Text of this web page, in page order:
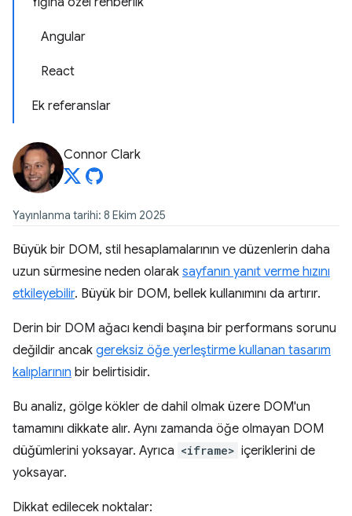
Angular
React
Ek referanslar
Connor Clark
Yayınlanma tarihi: 8 Ekim 2025
Büyük bir DOM, stil hesaplamalarının ve düzenlerin daha
uzun sürmesine neden olarak sayfanın yanıt verme hızını
etkileyebilir. Büyük bir DOM, bellek kullanımını da artırır.
Derin bir DOM ağacı kendi başına bir performans sorunu
değildir ancak gereksiz öğe yerleştirme kullanan tasarım
kalıplarının bir belirtisidir.
Bu analiz, gölge kökler de dahil olmak üzere DOM'un
tamamını dikkate alır. Aynı zamanda öğe olmayan DOM
düğümlerini yoksayar. Ayrıca <iframe> içeriklerini de
yoksayar.
Dikkat edilecek noktalar: